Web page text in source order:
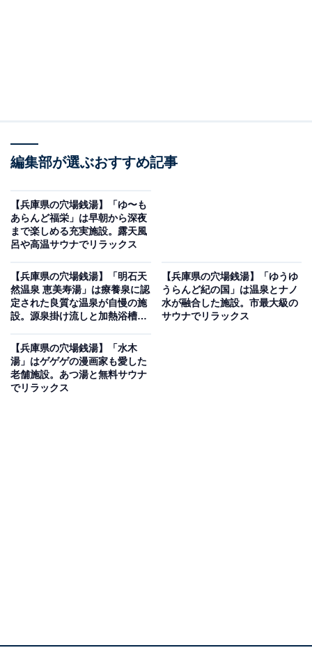
編集部が選ぶおすすめ記事
【兵庫県の穴場銭湯】「ゆ〜も
あらんど福栄」は早朝から深夜
まで楽しめる充実施設。露天風
呂や高温サウナでリラックス
【兵庫県の穴場銭湯】「明石天
然温泉 恵美寿湯」は療養泉に認
定された良質な温泉が自慢の施
設。源泉掛け流しと加熱浴槽の
【兵庫県の穴場銭湯】「ゆうゆ
うらんど紀の国」は温泉とナノ
水が融合した施設。市最大級の
サウナでリラックス
【兵庫県の穴場銭湯】「水木
湯」はゲゲゲの漫画家も愛した
老舗施設。あつ湯と無料サウナ
でリラックス